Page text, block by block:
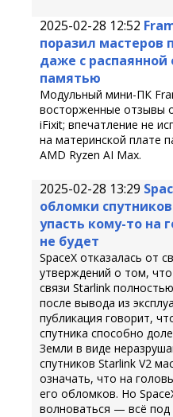
2025-02-28 12:52
поразил мастеров
даже с распаянной
памятью
Модульный мини-ПК
восторженные отзывы
iFixit; впечатление не
на материнской плате
AMD Ryzen AI Max.
2025-02-28 13:29
обломки
упасть кому-то на
не будет
SpaceX отказалась от
утверждений о том,
связи Starlink
после вывода из
публикация говорит,
спутника способно
Земли в виде
спутников Starlink V2
означать, что на
его обломков. Но
волноваться — всё под